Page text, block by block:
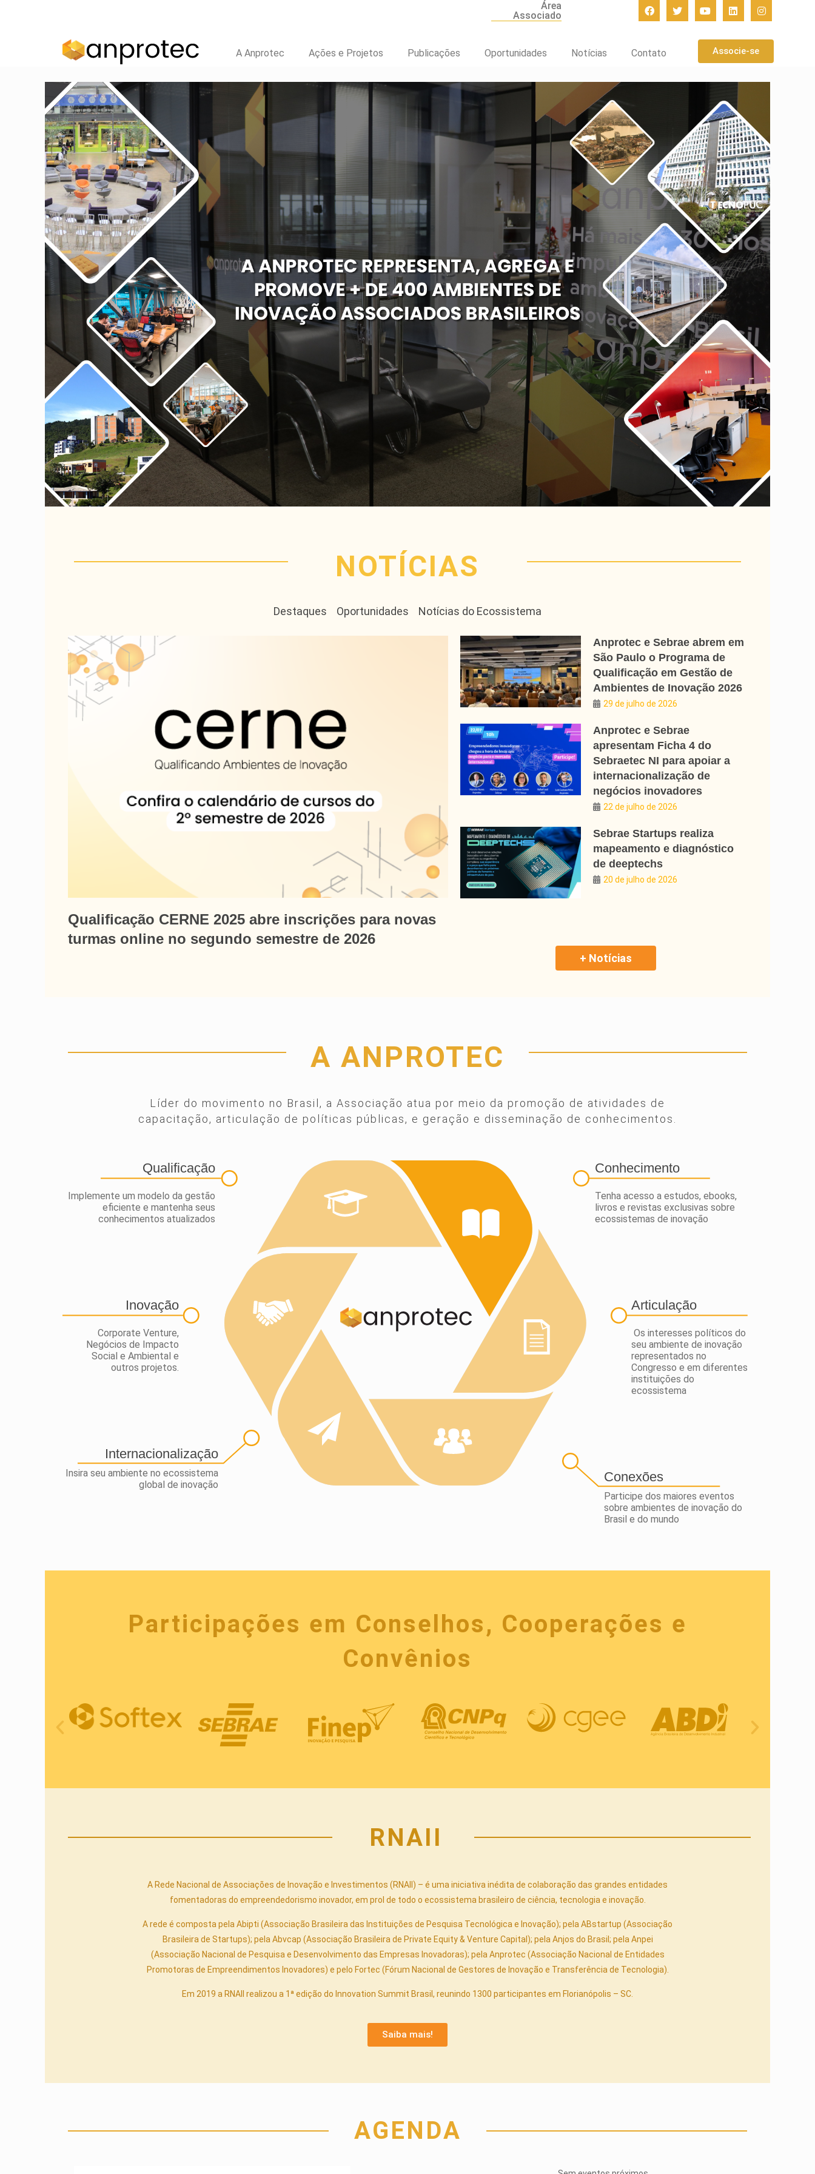
Área
Associado
A Anprotec Ações e Projetos Publicações Oportunidades Notícias Contato Associe-se
NOTÍCIAS
Destaques Oportunidades Notícias do Ecossistema
Qualificação CERNE 2025 abre inscrições para novas
turmas online no segundo semestre de 2026
Anprotec e Sebrae abrem em
São Paulo o Programa de
Qualificação em Gestão de
Ambientes de Inovação 2026
29 de julho de 2026
Anprotec e Sebrae
apresentam Ficha 4 do
Sebraetec NI para apoiar a
internacionalização de
negócios inovadores
22 de julho de 2026
Sebrae Startups realiza
mapeamento e diagnóstico
de deeptechs
20 de julho de 2026
+ Notícias
A ANPROTEC
Líder do movimento no Brasil, a Associação atua por meio da promoção de atividades de
capacitação, articulação de políticas públicas, e geração e disseminação de conhecimentos.
Qualificação
Implemente um modelo da gestão
eficiente e mantenha seus
conhecimentos atualizados
Inovação
Corporate Venture,
Negócios de Impacto
Social e Ambiental e
outros projetos.
Internacionalização
Insira seu ambiente no ecossistema
global de inovação
Conhecimento
Tenha acesso a estudos, ebooks,
livros e revistas exclusivas sobre
ecossistemas de inovação
Articulação
Os interesses políticos do
seu ambiente de inovação
representados no
Congresso e em diferentes
instituições do
ecossistema
Conexões
Participe dos maiores eventos
sobre ambientes de inovação do
Brasil e do mundo
Participações em Conselhos, Cooperações e
Convênios
RNAII
A Rede Nacional de Associações de Inovação e Investimentos (RNAII) – é uma iniciativa inédita de colaboração das grandes entidades
fomentadoras do empreendedorismo inovador, em prol de todo o ecossistema brasileiro de ciência, tecnologia e inovação.
A rede é composta pela Abipti (Associação Brasileira das Instituições de Pesquisa Tecnológica e Inovação); pela ABstartup (Associação
Brasileira de Startups); pela Abvcap (Associação Brasileira de Private Equity & Venture Capital); pela Anjos do Brasil; pela Anpei
(Associação Nacional de Pesquisa e Desenvolvimento das Empresas Inovadoras); pela Anprotec (Associação Nacional de Entidades
Promotoras de Empreendimentos Inovadores) e pelo Fortec (Fórum Nacional de Gestores de Inovação e Transferência de Tecnologia).
Em 2019 a RNAII realizou a 1ª edição do Innovation Summit Brasil, reunindo 1300 participantes em Florianópolis – SC.
Saiba mais!
AGENDA